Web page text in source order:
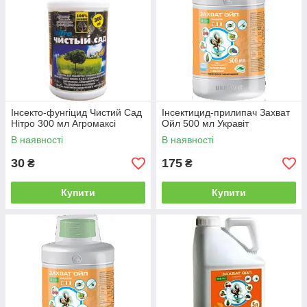
Інсекто-фунгіцид Чистий Сад
Нітро 300 мл Агромаксі
В наявності
30 ₴
Купити
Інсектицид-прилипач Захват
Ойл 500 мл Укравіт
В наявності
175 ₴
Купити